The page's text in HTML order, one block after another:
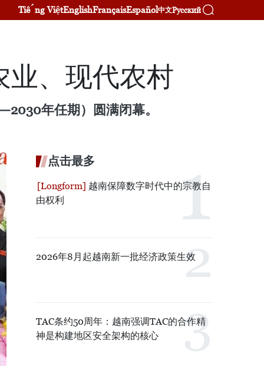
Tiếng ViệtEnglishFrançaisEspañol中文Русский
业、现代农村
年任期）圆满闭幕。
点击最多
越南保障数字时代中的宗教自
由权利
2026年8月起越南新一批经济政策生效
TAC条约50周年：越南强调TAC的合作精
神是构建地区安全架构的核心